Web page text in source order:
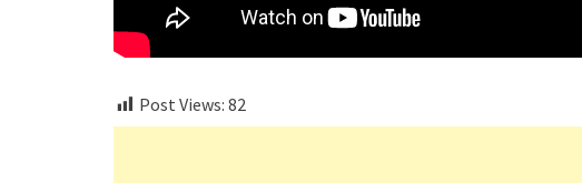
Post Views: 82